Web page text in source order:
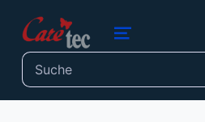
springen
caretec
INNOVATIONEN FÜR BLINDE, TAUBBLINDE, STARK SEHBEHINDERTE UND FARBENBLINDE